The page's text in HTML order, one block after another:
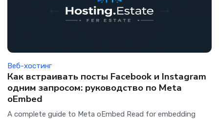
Веб-хостинг
Как встраивать посты Facebook и Instagram
одним запросом: руководство по Meta
oEmbed
A complete guide to Meta oEmbed Read for embedding